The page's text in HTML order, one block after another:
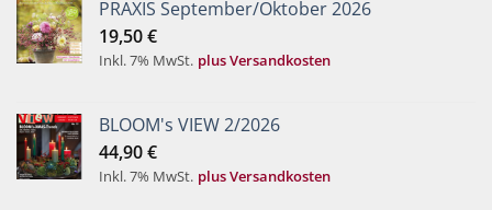
PRAXIS September/Oktober 2026
19,50€
Inkl. 7% MwSt. plus Versandkosten
BLOOM's VIEW 2/2026
44,90€
Inkl. 7% MwSt. plus Versandkosten